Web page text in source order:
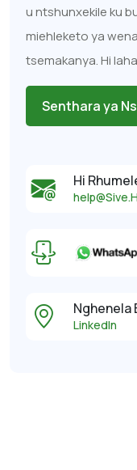
u ntshunxekile ku
miehleketo ya
tsemakanya. Hi
Senthara ya
Hi
Nghenela
LinkedIn